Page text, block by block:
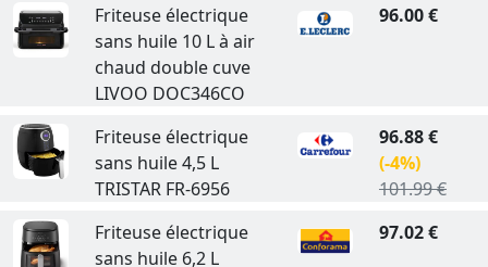
Friteuse électrique
sans huile 10 L à air
chaud double cuve
LIVOO DOC346CO
96.00 €
Friteuse électrique
sans huile 4,5 L
TRISTAR FR-6956
96.88 €
(-4%)
101.99 €
Friteuse électrique
sans huile 6,2 L
97.02 €